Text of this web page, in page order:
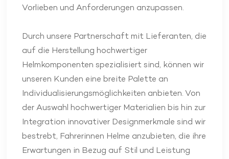
Vorlieben und Anforderungen anzupassen.
Durch unsere Partnerschaft mit Lieferanten, die
auf die Herstellung hochwertiger
Helmkomponenten spezialisiert sind, können wir
unseren Kunden eine breite Palette an
Individualisierungsmöglichkeiten anbieten. Von
der Auswahl hochwertiger Materialien bis hin zur
Integration innovativer Designmerkmale sind wir
bestrebt, Fahrerinnen Helme anzubieten, die ihre
Erwartungen in Bezug auf Stil und Leistung